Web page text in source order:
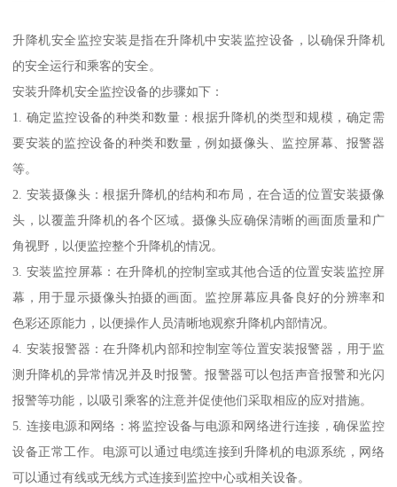
升降机安全监控安装是指在升降机中安装监控设备，以确保升降机
的安全运行和乘客的安全。
安装升降机安全监控设备的步骤如下：
1. 确定监控设备的种类和数量：根据升降机的类型和规模，确定需
要安装的监控设备的种类和数量，例如摄像头、监控屏幕、报警器
等。
2. 安装摄像头：根据升降机的结构和布局，在合适的位置安装摄像
头，以覆盖升降机的各个区域。摄像头应确保清晰的画面质量和广
角视野，以便监控整个升降机的情况。
3. 安装监控屏幕：在升降机的控制室或其他合适的位置安装监控屏
幕，用于显示摄像头拍摄的画面。监控屏幕应具备良好的分辨率和
色彩还原能力，以便操作人员清晰地观察升降机内部情况。
4. 安装报警器：在升降机内部和控制室等位置安装报警器，用于监
测升降机的异常情况并及时报警。报警器可以包括声音报警和光闪
报警等功能，以吸引乘客的注意并促使他们采取相应的应对措施。
5. 连接电源和网络：将监控设备与电源和网络进行连接，确保监控
设备正常工作。电源可以通过电缆连接到升降机的电源系统，网络
可以通过有线或无线方式连接到监控中心或相关设备。